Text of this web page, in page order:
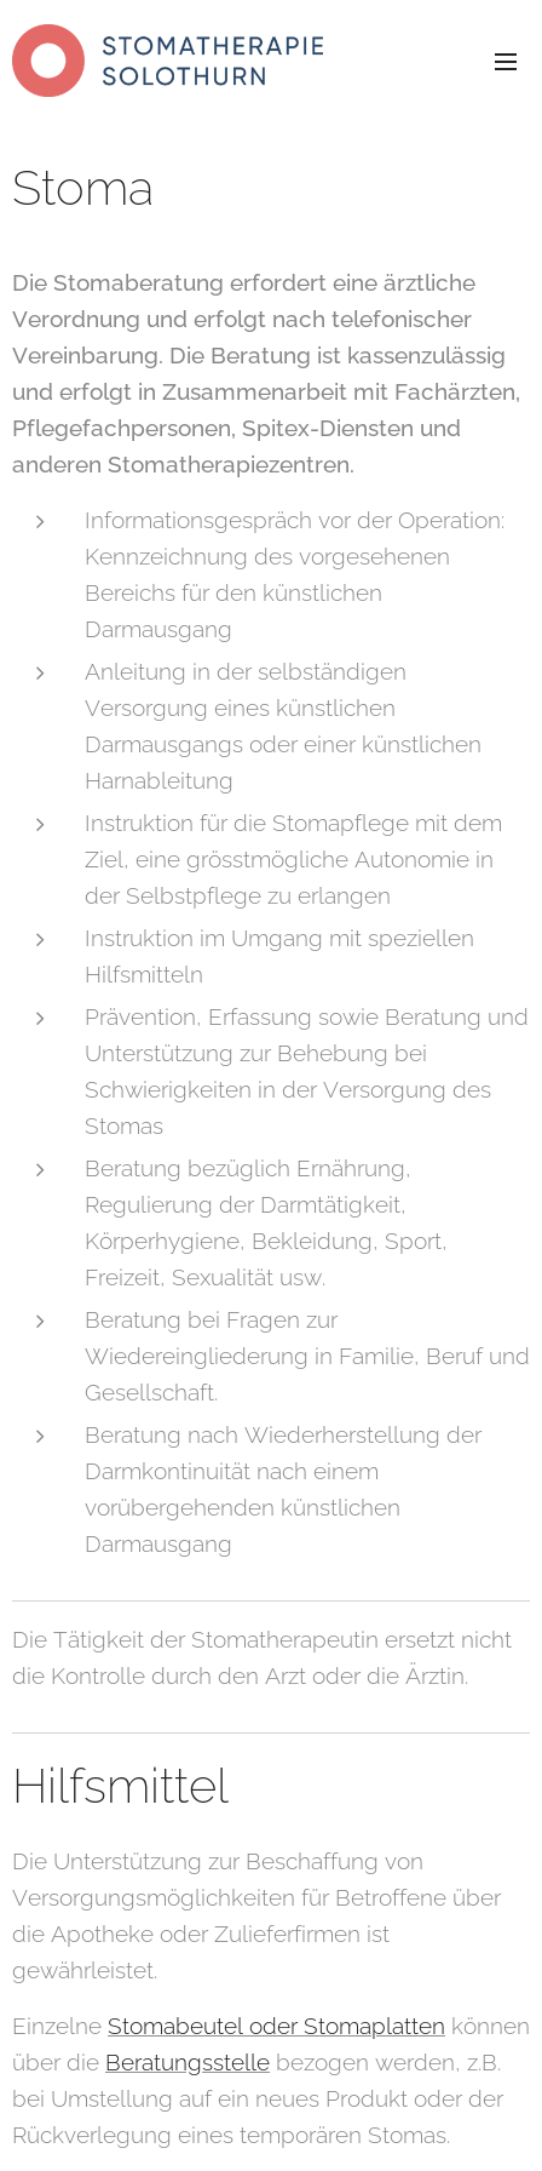
Stoma
Die Stomaberatung erfordert eine ärztliche
Verordnung und erfolgt nach telefonischer
Vereinbarung. Die Beratung ist kassenzulässig
und erfolgt in Zusammenarbeit mit Fachärzten,
Pflegefachpersonen, Spitex-Diensten und
anderen Stomatherapiezentren.
Informationsgespräch vor der Operation:
Kennzeichnung des vorgesehenen
Bereichs für den künstlichen
Darmausgang
Anleitung in der selbständigen
Versorgung eines künstlichen
Darmausgangs oder einer künstlichen
Harnableitung
Instruktion für die Stomapflege mit dem
Ziel, eine grösstmögliche Autonomie in
der Selbstpflege zu erlangen
Instruktion im Umgang mit speziellen
Hilfsmitteln
Prävention, Erfassung sowie Beratung und
Unterstützung zur Behebung bei
Schwierigkeiten in der Versorgung des
Stomas
Beratung bezüglich Ernährung,
Regulierung der Darmtätigkeit,
Körperhygiene, Bekleidung, Sport,
Freizeit, Sexualität usw.
Beratung bei Fragen zur
Wiedereingliederung in Familie, Beruf und
Gesellschaft.
Beratung nach Wiederherstellung der
Darmkontinuität nach einem
vorübergehenden künstlichen
Darmausgang
Die Tätigkeit der Stomatherapeutin ersetzt nicht
die Kontrolle durch den Arzt oder die Ärztin.
Hilfsmittel
Die Unterstützung zur Beschaffung von
Versorgungsmöglichkeiten für Betroffene über
die Apotheke oder Zulieferfirmen ist
gewährleistet.
Einzelne Stomabeutel oder Stomaplatten können
über die Beratungsstelle bezogen werden, z.B.
bei Umstellung auf ein neues Produkt oder der
Rückverlegung eines temporären Stomas.